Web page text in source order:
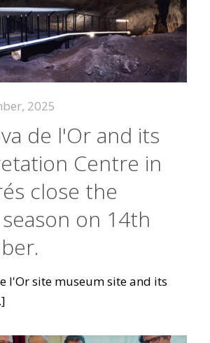
2025
de l'Or and its
Centre in
close the
on 14th
l'Or site museum site and its